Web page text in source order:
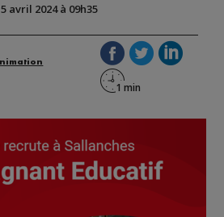
avril 2024 à 09h35